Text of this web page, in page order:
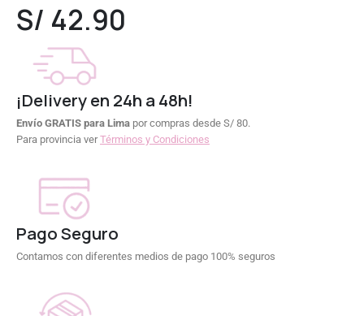
S/ 42.90
¡Delivery en 24h a 48h!
Envío GRATIS para Lima por compras desde S/ 80.
Para provincia verTérminos y Condiciones
Pago Seguro
Contamos con diferentes medios de pago 100% seguros